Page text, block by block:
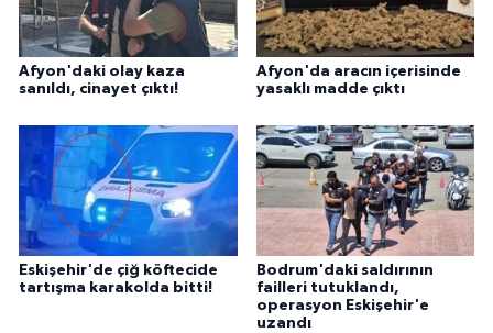
Afyon'daki olay kaza
sanıldı, cinayet çıktı!
Afyon'da aracın içerisinde
yasaklı madde çıktı
Eskişehir'de çiğ köftecide
tartışma karakolda bitti!
Bodrum'daki saldırının
failleri tutuklandı,
operasyon Eskişehir'e
uzandı